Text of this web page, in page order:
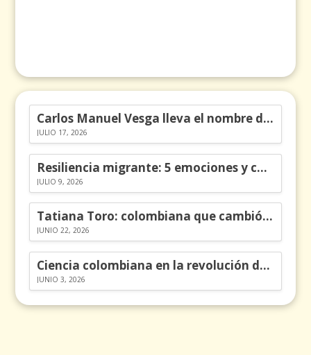
Carlos Manuel Vesga lleva el nombre de Colombia a los Emmy
JULIO 17, 2026
Resiliencia migrante: 5 emociones y cómo gestionarlas
JULIO 9, 2026
Tatiana Toro: colombiana que cambió la historia de las matemáticas
JUNIO 22, 2026
Ciencia colombiana en la revolución de los órganos en chips
JUNIO 3, 2026